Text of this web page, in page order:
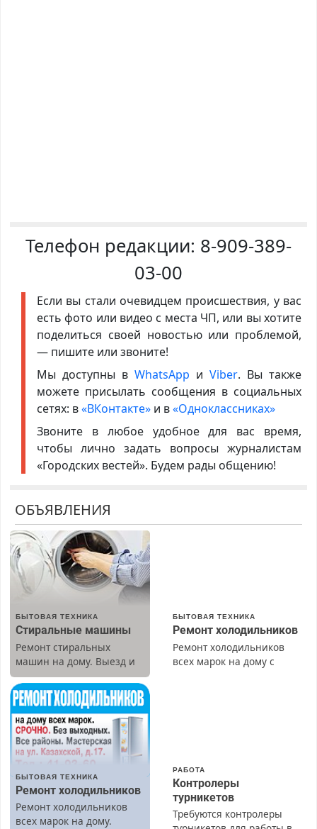
Телефон редакции: 8-909-389-
03-00
Если вы стали очевидцем происшествия, у вас
есть фото или видео с места ЧП, или вы хотите
поделиться своей новостью или проблемой,
— пишите или звоните!
Мы доступны в WhatsApp иViber. Вы также
можете присылать сообщения в социальных
сетях: в«ВКонтакте»и в«Одноклассниках»
Звоните в любое удобное для вас время,
чтобы лично задать вопросы журналистам
«Городских вестей». Будем рады общению!
ОБЪЯВЛЕНИЯ
БЫТОВАЯ ТЕХНИКА
Стиральные машины
Ремонт стиральных
машин на дому. Выезд и
диагностика бесплатно.
Предусмотрены скидки.
БЫТОВАЯ ТЕХНИКА
Ремонт холодильников
Ремонт холодильников
всех марок на дому с
БЫТОВАЯ ТЕХНИКА
Ремонт холодильников
Ремонт холодильников
всех марок на дому.
РАБОТА
Контролеры
турникетов
Требуются контролеры